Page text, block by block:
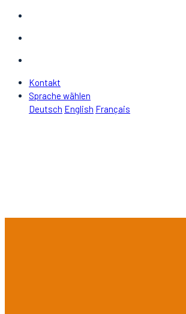
Kontakt
Sprache wählen
Deutsch English Français